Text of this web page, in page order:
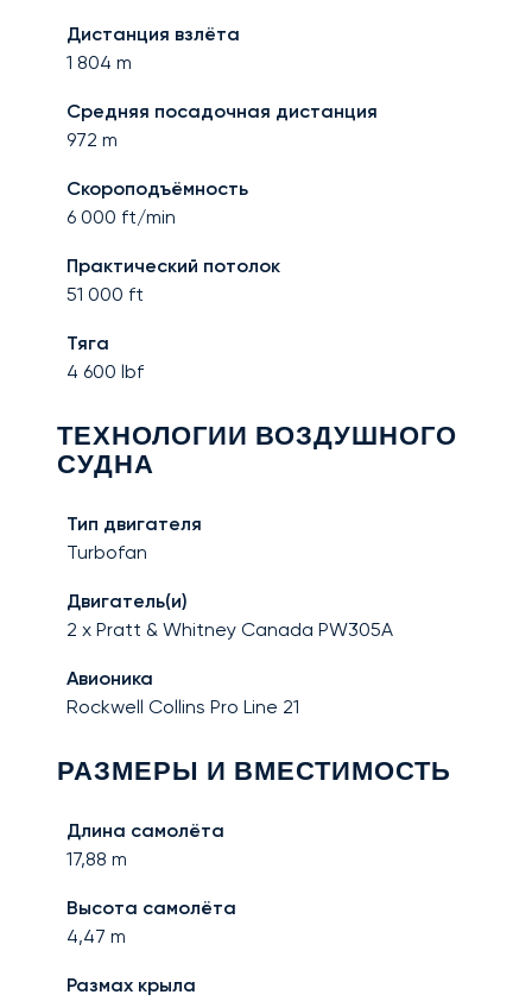
Дистанция взлёта
1 804 m
Средняя посадочная дистанция
972 m
Скороподъёмность
6 000 ft/min
Практический потолок
51 000 ft
Тяга
4 600 lbf
ТЕХНОЛОГИИ ВОЗДУШНОГО
СУДНА
Тип двигателя
Turbofan
Двигатель(и)
2 x Pratt & Whitney Canada PW305A
Авионика
Rockwell Collins Pro Line 21
РАЗМЕРЫ И ВМЕСТИМОСТЬ
Длина самолёта
17,88 m
Высота самолёта
4,47 m
Размах крыла